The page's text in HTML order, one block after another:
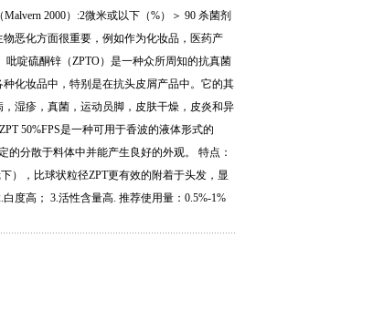
2000）:2微米或以下（%）＞ 90 杀菌剂
恶化方面很重要，例如作为化妆品，医药产
吡啶硫酮锌（ZPTO）是一种众所周知的抗真菌
化妆品中，特别是在抗头皮屑产品中。它的其
湿疹，真菌，运动员脚，皮肤干燥，皮炎和异
50%FPS是一种可用于香波的液体形式的
的分散于料体中并能产生良好的外观。 特点：
），比球状粒径ZPT更有效的附着于头发，显
度高； 3.活性含量高. 推荐使用量：0.5%-1%